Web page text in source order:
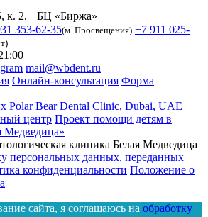
к. 2, БЦ «Биржа»
353-62-35(м. Просвещения) +7 911 025-
mail@wbdent.ru
Онлайн-консультация Форма
Polar Bear Dental Clinic, Dubai, UAE
центр Проект помощи детям в
Медведица»
клиника Белая Медведица
персональных данных, переданных
конфиденциальности Положение о
сайта, я соглашаюсь на обработку